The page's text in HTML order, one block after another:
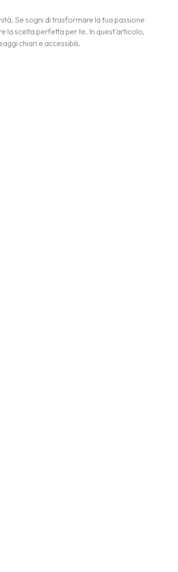
Se sogni di trasformare la tua passione
la scelta perfetta per te. In quest’articolo,
chiari e accessibili.